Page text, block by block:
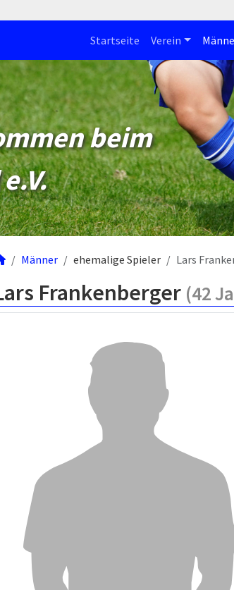
Startseite Verein
beim
Männer ehemalige Spieler Lars
Frankenberger (42